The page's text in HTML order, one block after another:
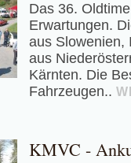
Das 36.
Erwartungen.
aus Slowenien,
aus
Kärnten. Die
Fahrzeugen..
KMVC -